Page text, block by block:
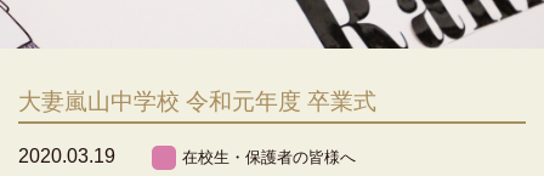
大妻嵐山中学校 令和元年度 卒業式
2020.03.19 在校生・保護者の皆様へ